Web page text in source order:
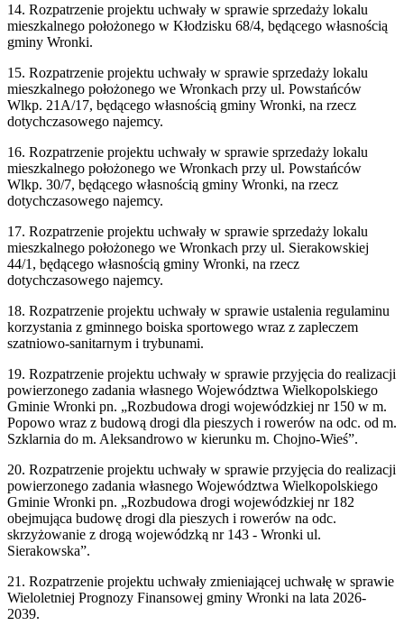
14. Rozpatrzenie projektu uchwały w sprawie sprzedaży lokalu
mieszkalnego położonego w Kłodzisku 68/4, będącego własnością
gminy Wronki.
15. Rozpatrzenie projektu uchwały w sprawie sprzedaży lokalu
mieszkalnego położonego we Wronkach przy ul. Powstańców
Wlkp. 21A/17, będącego własnością gminy Wronki, na rzecz
dotychczasowego najemcy.
16. Rozpatrzenie projektu uchwały w sprawie sprzedaży lokalu
mieszkalnego położonego we Wronkach przy ul. Powstańców
Wlkp. 30/7, będącego własnością gminy Wronki, na rzecz
dotychczasowego najemcy.
17. Rozpatrzenie projektu uchwały w sprawie sprzedaży lokalu
mieszkalnego położonego we Wronkach przy ul. Sierakowskiej
44/1, będącego własnością gminy Wronki, na rzecz
dotychczasowego najemcy.
18. Rozpatrzenie projektu uchwały w sprawie ustalenia regulaminu
korzystania z gminnego boiska sportowego wraz z zapleczem
szatniowo-sanitarnym i trybunami.
19. Rozpatrzenie projektu uchwały w sprawie przyjęcia do realizacji
powierzonego zadania własnego Województwa Wielkopolskiego
Gminie Wronki pn. „Rozbudowa drogi wojewódzkiej nr 150 w m.
Popowo wraz z budową drogi dla pieszych i rowerów na odc. od m.
Szklarnia do m. Aleksandrowo w kierunku m. Chojno-Wieś”.
20. Rozpatrzenie projektu uchwały w sprawie przyjęcia do realizacji
powierzonego zadania własnego Województwa Wielkopolskiego
Gminie Wronki pn. „Rozbudowa drogi wojewódzkiej nr 182
obejmująca budowę drogi dla pieszych i rowerów na odc.
skrzyżowanie z drogą wojewódzką nr 143 - Wronki ul.
Sierakowska”.
21. Rozpatrzenie projektu uchwały zmieniającej uchwałę w sprawie
Wieloletniej Prognozy Finansowej gminy Wronki na lata 2026-
2039.